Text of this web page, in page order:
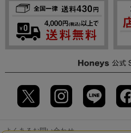
よくあるお問い合わせ